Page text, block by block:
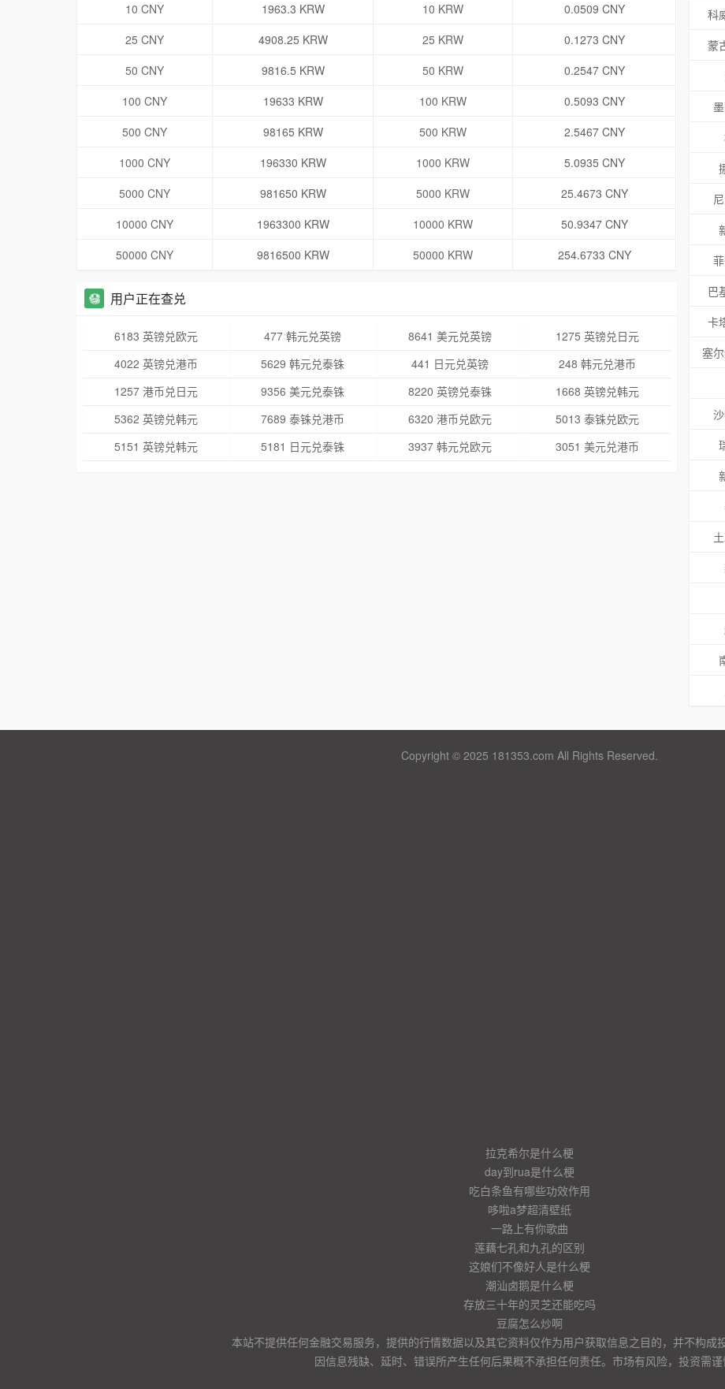
10 CNY
1963.3 KRW 10 KRW
0.0509 CNY
25 CNY
4908.25 KRW 25 KRW
0.1273 CNY
50 CNY
9816.5 KRW 50 KRW
0.2547 CNY
100 CNY
19633 KRW 100 KRW
0.5093 CNY
500 CNY
98165 KRW 500 KRW
2.5467 CNY
1000 CNY
196330 KRW 1000 KRW
5.0935 CNY
5000 CNY
981650 KRW 5000 KRW
25.4673 CNY
10000 CNY
1963300 KRW 10000 KRW
50.9347 CNY
50000 CNY
9816500 KRW 50000 KRW 254.6733 CNY
用户正在查兑
6183 英镑兑欧元 477 韩元兑英镑 8641 美元兑英镑
1275 英镑兑日元
4022 英镑兑港币
5629 韩元兑泰铢 441 日元兑英镑
248 韩元兑港币
1257 港币兑日元
9356 美元兑泰铢 8220 英镑兑泰铢
1668 英镑兑韩元
5362 英镑兑韩元
7689 泰铢兑港币 6320 港币兑欧元
5013 泰铢兑欧元
5151 英镑兑韩元
5181 日元兑泰铢 3937 韩元兑欧元 3051 美元兑港币
科
蒙
巴
卡
塞
Copyright © 2025 181353.com All Rights Reserved.
拉克希尔是什么梗
day到rua是什么梗
吃白条鱼有哪些功效作用
哆啦a梦超清壁纸
一路上有你歌曲
莲藕七孔和九孔的区别
这娘们不像好人是什么梗
潮汕卤鹅是什么梗
存放三十年的灵芝还能吃吗
豆腐怎么炒啊
本站不提供任何金融交易服务，提供的行情数据以及其它资料仅作为用户获取信息之目的，并不构成
因信息残缺、延时、错误所产生任何后果概不承担任何责任。市场有风险，投资需谨